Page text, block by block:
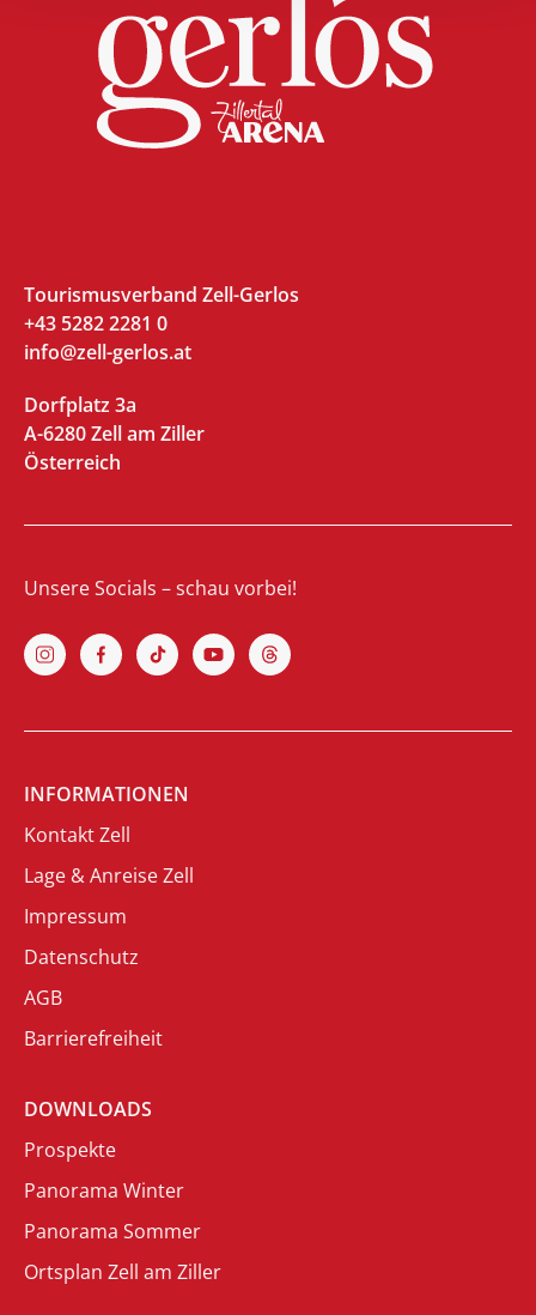
Tourismusverband Zell-Gerlos
+43 5282 2281 0
info@zell-gerlos.at
Dorfplatz 3a
A-6280 Zell am Ziller
Österreich
Unsere Socials – schau vorbei!
INFORMATIONEN
Kontakt Zell
Lage & Anreise Zell
Impressum
Datenschutz
AGB
Barrierefreiheit
DOWNLOADS
Prospekte
Panorama Winter
Panorama Sommer
Ortsplan Zell am Ziller